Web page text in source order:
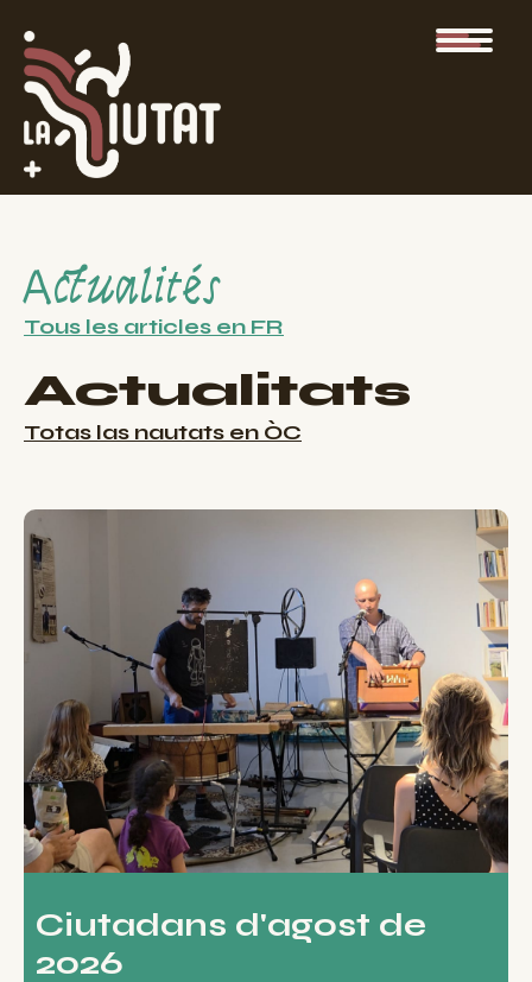
Actualités
Tous les articles en FR
Actualitats
Totas las nautats en ÒC
Ciutadans d'agost de
2026